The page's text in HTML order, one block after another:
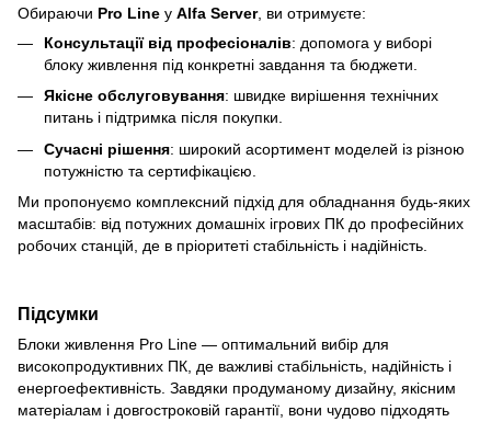
Обираючи Pro Line у Alfa Server, ви отримуєте:
Консультації від професіоналів: допомога у виборі
блоку живлення під конкретні завдання та бюджети.
Якісне обслуговування: швидке вирішення технічних
питань і підтримка після покупки.
Сучасні рішення: широкий асортимент моделей із різною
потужністю та сертифікацією.
Ми пропонуємо комплексний підхід для обладнання будь-яких
масштабів: від потужних домашніх ігрових ПК до професійних
робочих станцій, де в пріоритеті стабільність і надійність.
Підсумки
Блоки живлення Pro Line — оптимальний вибір для
високопродуктивних ПК, де важливі стабільність, надійність і
енергоефективність. Завдяки продуманому дизайну, якісним
матеріалам і довгостроковій гарантії, вони чудово підходять